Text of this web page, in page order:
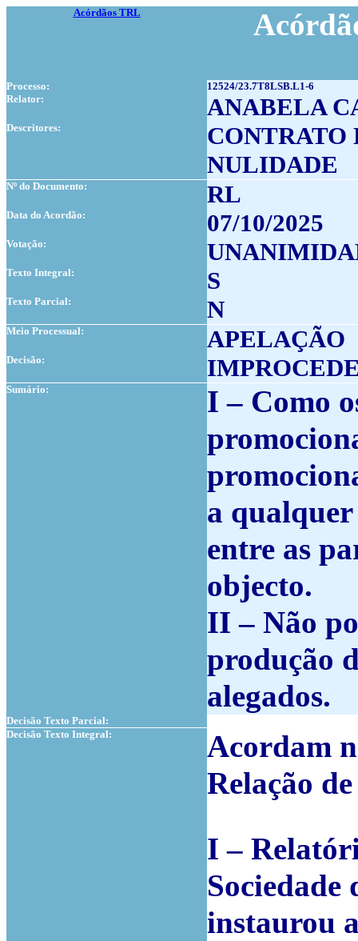
Acórdãos TRL
Processo:
12524/23.7T8LSB.L1-6
Relator:
ANABELA
Descritores:
CONTRATO
NULIDADE
Nº do Documento: RL
Data do Acordão: 07/10/2025
Votação:
Texto Integral: S
Texto Parcial: N
Meio Processual: APELAÇÃO
Decisão:
Sumário:
I – Como
a qualquer
entre as
objecto.
II – Não
produção
alegados.
Decisão Texto Parcial:
Decisão Texto Integral:
Acordam
Relação
I –
Sociedade
instaurou